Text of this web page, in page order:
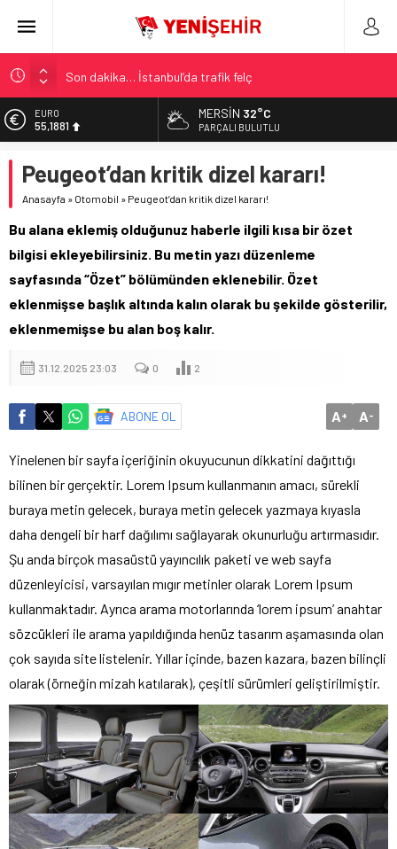
Son dakika… İstanbul’da trafik felç
Yunanistan Başbakanı Çipras Türkiye’ye gelecek
Görenler bakakaldı! Otomobilinin üstüne bıraktığı yazı…
FETÖ’nün kritik ismi tutuklandı
EURO
55,1881
6.660,55
BİST
47,7111
MERSIN 32°C
PARÇALI BULUTLU
Peugeot’dan kritik dizel kararı!
Anasayfa » Otomobil » Peugeot’dan kritik dizel kararı!
Bu alana eklemiş olduğunuz haberle ilgili kısa bir özet
bilgisi ekleyebilirsiniz. Bu metin yazı düzenleme
sayfasında “Özet” bölümünden eklenebilir. Özet
eklenmişse başlık altında kalın olarak bu şekilde gösterilir,
eklenmemişse bu alan boş kalır.
31.12.2025 23:03 0 2
ABONE OL A+ A-
Yinelenen bir sayfa içeriğinin okuyucunun dikkatini dağıttığı
bilinen bir gerçektir. Lorem Ipsum kullanmanın amacı, sürekli
buraya metin gelecek, buraya metin gelecek yazmaya kıyasla
daha dengeli bir harf dağılımı sağlayarak okunurluğu artırmasıdır.
Şu anda birçok masaüstü yayıncılık paketi ve web sayfa
düzenleyicisi, varsayılan mıgır metinler olarak Lorem Ipsum
kullanmaktadır. Ayrıca arama motorlarında ‘lorem ipsum’ anahtar
sözcükleri ile arama yapıldığında henüz tasarım aşamasında olan
çok sayıda site listelenir. Yıllar içinde, bazen kazara, bazen bilinçli
olarak (örneğin mizah katılarak), çeşitli sürümleri geliştirilmiştir.